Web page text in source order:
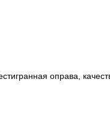
оправа,